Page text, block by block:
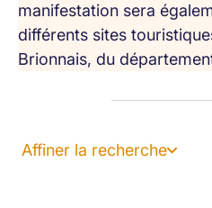
manifestation sera
différents sites
Brionnais, du
Affiner la recherche